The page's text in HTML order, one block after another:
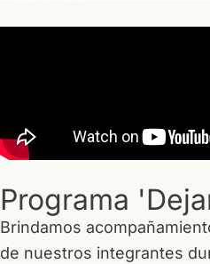
6. PARQUEADERO
7 AUXILIO DE
8 RUTA ZIPAQUIRA
Programa
Brindamos
de nuestros integrantes